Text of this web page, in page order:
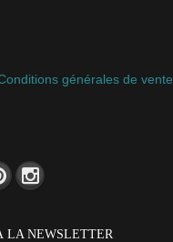
générales de vente
LA NEWSLETTER